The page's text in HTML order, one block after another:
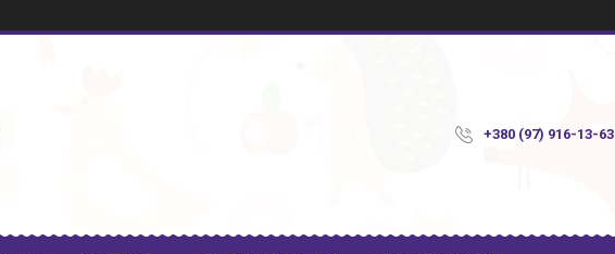
+380 (97) 916-13-63